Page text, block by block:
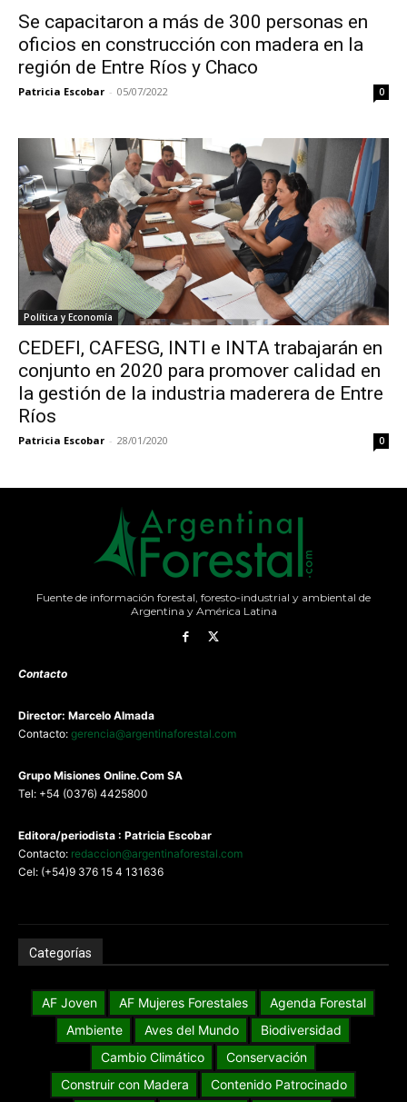
Se capacitaron a más de 300 personas en
oficios en construcción con madera en la
región de Entre Ríos y Chaco
Patricia Escobar - 05/07/2022 0
Política y Economía
CEDEFI, CAFESG, INTI e INTA trabajarán en
conjunto en 2020 para promover calidad en
la gestión de la industria maderera de Entre
Ríos
Patricia Escobar - 28/01/2020 0
Fuente de información forestal, foresto-industrial y ambiental de
Argentina y América Latina
Contacto
Director: Marcelo Almada
Contacto: gerencia@argentinaforestal.com
Grupo Misiones Online.Com SA
Tel: +54 (0376) 4425800
Editora/periodista : Patricia Escobar
Contacto: redaccion@argentinaforestal.com
Cel: (+54)9 376 15 4 131636
Categorías
AF Joven AF Mujeres Forestales
Agenda Forestal
Ambiente
Aves del Mundo
Biodiversidad
Cambio Climático
Conservación
Construir con Madera
Contenido Patrocinado